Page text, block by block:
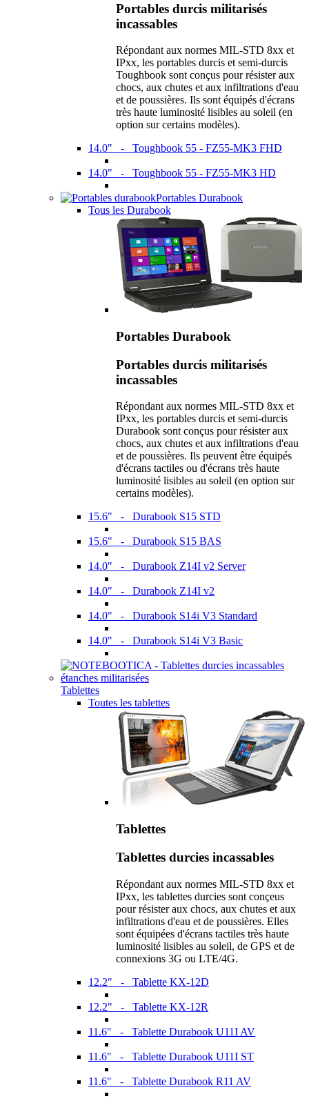
Portables durcis militarisés
incassables
Répondant aux normes MIL-STD 8xx et
IPxx, les portables durcis et semi-durcis
Toughbook sont conçus pour résister aux
chocs, aux chutes et aux infiltrations d'eau
et de poussières. Ils sont équipés d'écrans
très haute luminosité lisibles au soleil (en
option sur certains modèles).
14.0" - Toughbook 55 - FZ55-MK3 FHD
14.0" - Toughbook 55 - FZ55-MK3 HD
Portables Durabook
Tous les Durabook
Portables Durabook
Portables durcis militarisés
incassables
Répondant aux normes MIL-STD 8xx et
IPxx, les portables durcis et semi-durcis
Durabook sont conçus pour résister aux
chocs, aux chutes et aux infiltrations d'eau
et de poussières. Ils peuvent être équipés
d'écrans tactiles ou d'écrans très haute
luminosité lisibles au soleil (en option sur
certains modèles).
15.6" - Durabook S15 STD
15.6" - Durabook S15 BAS
14.0" - Durabook Z14I v2 Server
14.0" - Durabook Z14I v2
14.0" - Durabook S14i V3 Standard
14.0" - Durabook S14i V3 Basic
Tablettes
Toutes les tablettes
Tablettes
Tablettes durcies incassables
Répondant aux normes MIL-STD 8xx et
IPxx, les tablettes durcies sont conçeus
pour résister aux chocs, aux chutes et aux
infiltrations d'eau et de poussières. Elles
sont équipées d'écrans tactiles très haute
luminosité lisibles au soleil, de GPS et de
connexions 3G ou LTE/4G.
12.2" - Tablette KX-12D
12.2" - Tablette KX-12R
11.6" - Tablette Durabook U11I AV
11.6" - Tablette Durabook U11I ST
11.6" - Tablette Durabook R11 AV